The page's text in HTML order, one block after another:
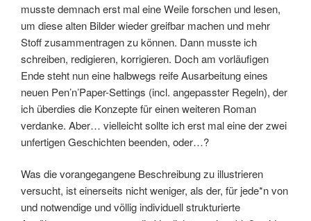
musste demnach erst mal eine Weile forschen und lesen,
um diese alten Bilder wieder greifbar machen und mehr
Stoff zusammentragen zu können. Dann musste ich
schreiben, redigieren, korrigieren. Doch am vorläufigen
Ende steht nun eine halbwegs reife Ausarbeitung eines
neuen Pen’n’Paper-Settings (incl. angepasster Regeln), der
ich überdies die Konzepte für einen weiteren Roman
verdanke. Aber… vielleicht sollte ich erst mal eine der zwei
unfertigen Geschichten beenden, oder…?
Was die vorangegangene Beschreibung zu illustrieren
versucht, ist einerseits nicht weniger, als der, für jede*n von
und notwendige und völlig individuell strukturierte